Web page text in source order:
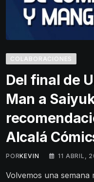
COLABORACIONES
Del final de
Man a
Alcalá
PORKEVIN 11 ABRIL,
Volvemos una semana